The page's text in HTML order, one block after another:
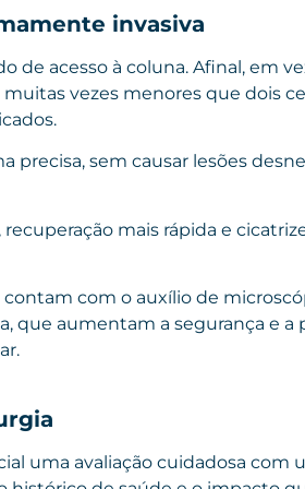
invasiva
de acesso à coluna. Afinal, em
vezes menores que dois
precisa, sem causar lesões
mais rápida e
com o auxílio de
que aumentam a segurança e a
uma avaliação cuidadosa com